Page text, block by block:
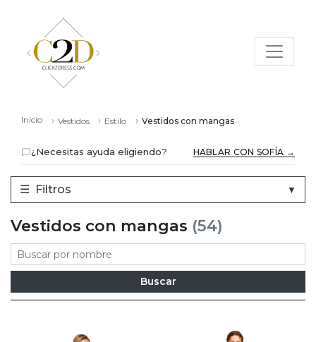
Inicio Vestidos Estilo Vestidos con mangas
¿Necesitas ayuda eligiendo? HABLAR CON SOFÍA →
☰ Filtros ▼
Vestidos con mangas (54)